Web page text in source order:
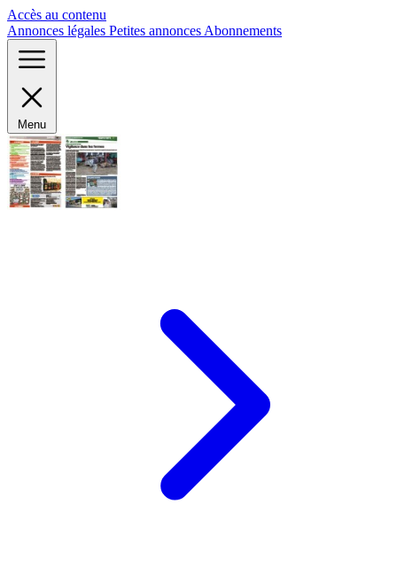
Accès au contenu
Annonces légales Petites annonces Abonnements
Menu
Panneau de gestion des cookies